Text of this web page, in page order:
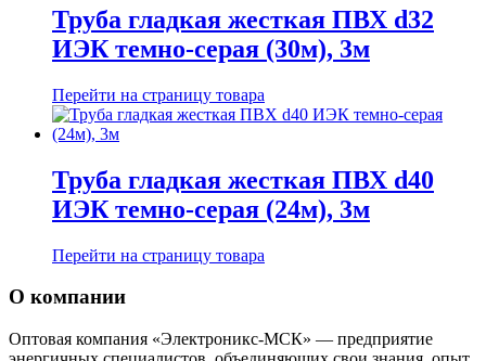
Труба гладкая жесткая ПВХ d32
ИЭК темно-серая (30м), 3м
Перейти на страницу товара
Труба гладкая жесткая ПВХ d40
ИЭК темно-серая (24м), 3м
Перейти на страницу товара
О компании
Оптовая компания «Электроникс-МСК» — предприятие